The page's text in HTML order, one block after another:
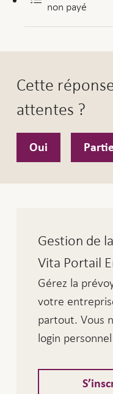
non payé
Cette
attentes ?
Oui
Gestion de
Vita Portail
Gérez la
votre
partout. Vous
login